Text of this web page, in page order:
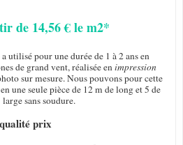
de 14,56 € le m2*
a utilisé pour une durée de 1 à 2 ans en
de grand vent, réalisée enimpression
sur mesure. Nous pouvons pour cette
une seule pièce de 12 m de long et 5 de
large sans soudure.
prix